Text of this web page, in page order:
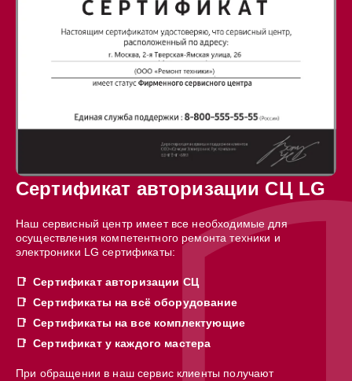
Сертификат авторизации СЦ LG
Наш сервисный центр имеет все необходимые для
осуществления компетентного ремонта техники и
электроники LG сертификаты:
Сертификат авторизации СЦ
Сертификаты на всё оборудование
Сертификаты на все комплектующие
Сертификат у каждого мастера
При обращении в наш сервис клиенты получают